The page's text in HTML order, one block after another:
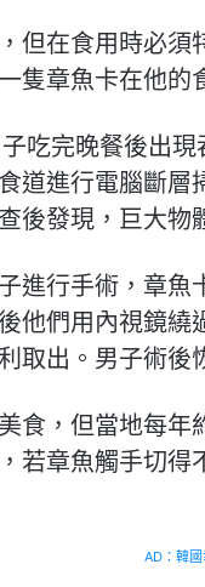
但在食用時必須
隻章魚卡在他的
吃完晚餐後出
道進行電腦斷
後發現，巨大物
進行手術，章
他們用內視鏡
取出。男子術後
食，但當地每
若章魚觸手切
AD：韓